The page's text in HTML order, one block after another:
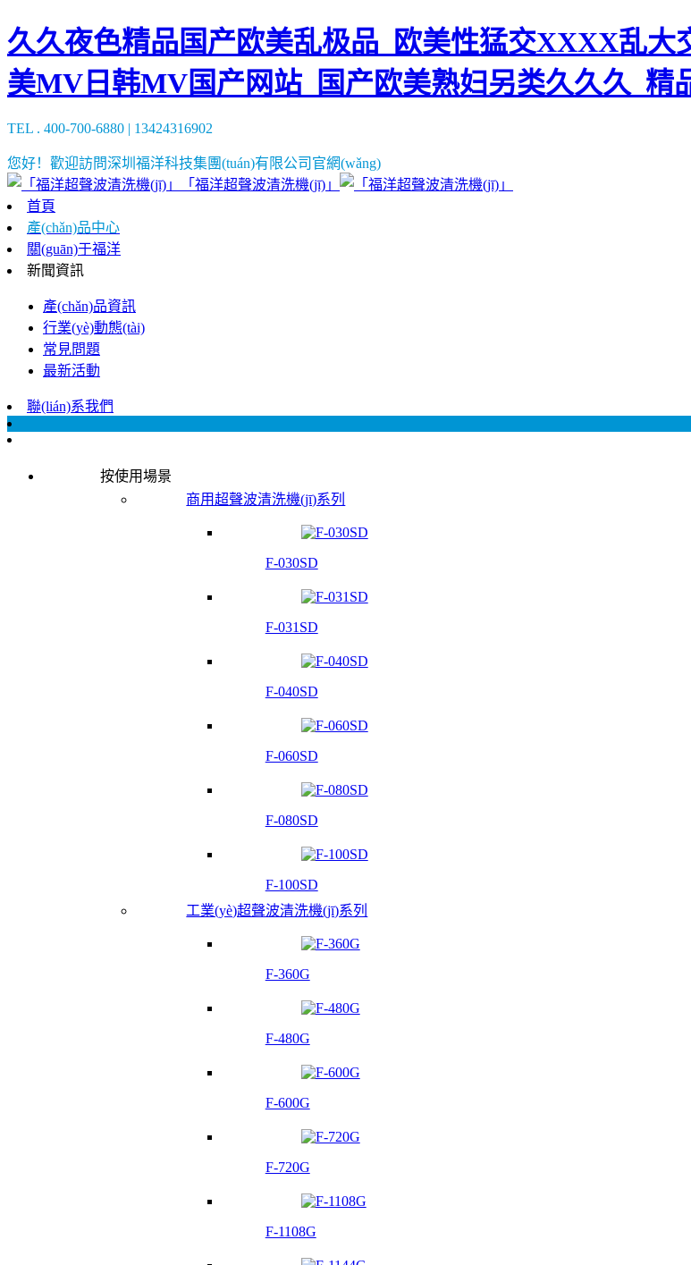
久久夜色精品国产欧美乱极品_欧美性猛交XXXX乱
美MV日韩MV国产网站_国产欧美熟妇另类久久久_精
TEL . 400-700-6880 | 13424316902
您好！歡迎訪問深圳福洋科技集團(tuán)有限公司官網(wǎng)
「福洋超聲波清洗機(jī)」
首頁
產(chǎn)品中心
關(guān)于福洋
新聞資訊
產(chǎn)品資訊
行業(yè)動態(tài)
常見問題
最新活動
聯(lián)系我們
按使用場景
商用超聲波清洗機(jī)系列
F-030SD
F-031SD
F-040SD
F-060SD
F-080SD
F-100SD
工業(yè)超聲波清洗機(jī)系列
F-360G
F-480G
F-600G
F-720G
F-1108G